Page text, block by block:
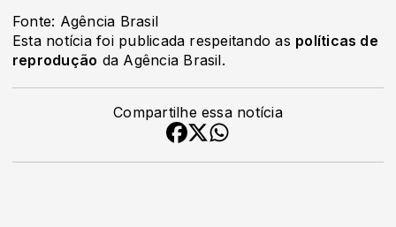
Fonte: Agência Brasil
Esta notícia foi publicada respeitando as políticas de
reprodução da Agência Brasil.
Compartilhe essa notícia